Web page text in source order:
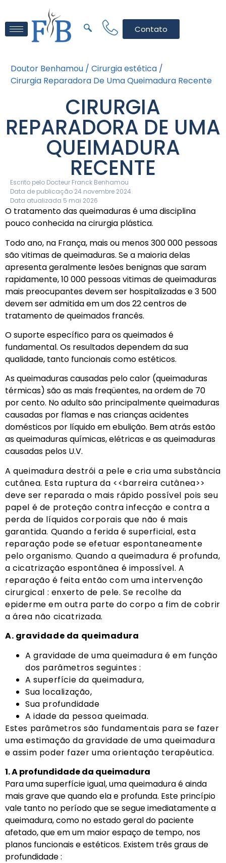
Contato
Doutor Benhamou / Cirurgia estética /
Cirurgia Reparadora De Uma Queimadura Recente
CIRURGIA
REPARADORA DE UMA
QUEIMADURA
RECENTE
Escrito pelo Docteur Franck Benhamou
Data de publicação 24 novembre 2024
Data atualizada 5 mai 2026
O tratamento das queimaduras é uma disciplina
pouco conhecida na cirurgia plástica.
Todo ano, na França, mais ou menos 300 000 pessoas
são vitimas de queimaduras. Se a maioria delas
apresenta geralmente lesões benignas que saram
rapidamente, 10 000 pessoas vitimas de queimaduras
mais preocupantes devem ser hospitalizadas e 3 500
devem ser admitida em um dos 22 centros de
tratamento de queimados francês.
O suporte específico para os queimados é
fundamental. Os resultados dependem da sua
qualidade, tanto funcionais como estéticos.
As queimaduras causadas pelo calor (queimaduras
térmicas) são as mais freqüentes, na ordem de 70
por cento. No adulto são principalmente queimaduras
causadas por flamas e nas crianças acidentes
domésticos por líquido em ebulição. Bem atrás estão
as queimaduras químicas, elétricas e as queimaduras
causadas pelos U.V.
A queimadura destrói a pele e cria uma substância
cutânea. Esta ruptura da <<barreira cutânea>>
deve ser reparada o mais rápido possível pois seu
papel é de proteção contra infecção e contra a
perda de líquidos corporais que não é mais
garantida. Quando a ferida é superficial, esta
reparação pode se efetuar espontaneamente
pelo organismo. Quando a queimadura é profunda,
a cicatrização espontânea é impossível. A
reparação é feita então com uma intervenção
cirurgical : enxerto de pele. Se recolhe da
epiderme em outra parte do corpo a fim de cobrir
a área não cicatrizada.
A. gravidade da queimadura
A gravidade de uma queimadura é em função
dos parâmetros seguintes :
A superfície da queimadura,
Sua localização,
Sua profundidade
A idade da pessoa queimada.
Estes parâmetros são fundamentais para se fazer
uma estimação da gravidade de uma queimadura
e assim poder fazer uma orientação terapêutica.
1. A profundidade da queimadura
Para uma superfície igual, uma queimadura é ainda
mais grave que quando ela e profunda. Este princípio
vale tanto no período que se segue imediatamente a
queimadura, como no estado geral do paciente
afetado, que em um maior espaço de tempo, nos
planos funcionais e estéticos. Existem três graus de
profundidade :